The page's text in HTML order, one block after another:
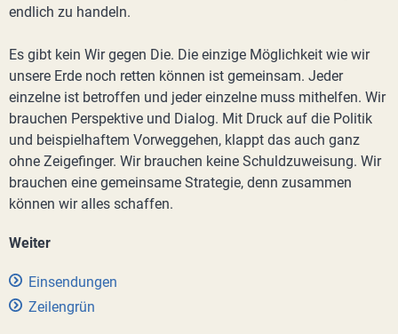
endlich zu handeln.
Es gibt kein Wir gegen Die. Die einzige Möglichkeit wie wir
unsere Erde noch retten können ist gemeinsam. Jeder
einzelne ist betroffen und jeder einzelne muss mithelfen. Wir
brauchen Perspektive und Dialog. Mit Druck auf die Politik
und beispielhaftem Vorweggehen, klappt das auch ganz
ohne Zeigefinger. Wir brauchen keine Schuldzuweisung. Wir
brauchen eine gemeinsame Strategie, denn zusammen
können wir alles schaffen.
Weiter
Einsendungen
Zeilengrün